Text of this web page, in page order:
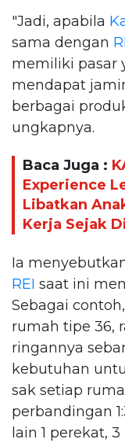
"Jadi, apabila
sama dengan
memiliki pasar
mendapat
berbagai
ungkapnya.
Baca Juga :
Experience
Libatkan
Kerja Sejak
Ia
REI saat ini
Sebagai
rumah tipe 36,
ringannya
kebutuhan
sak setiap
perbandingan
lain 1 perekat,